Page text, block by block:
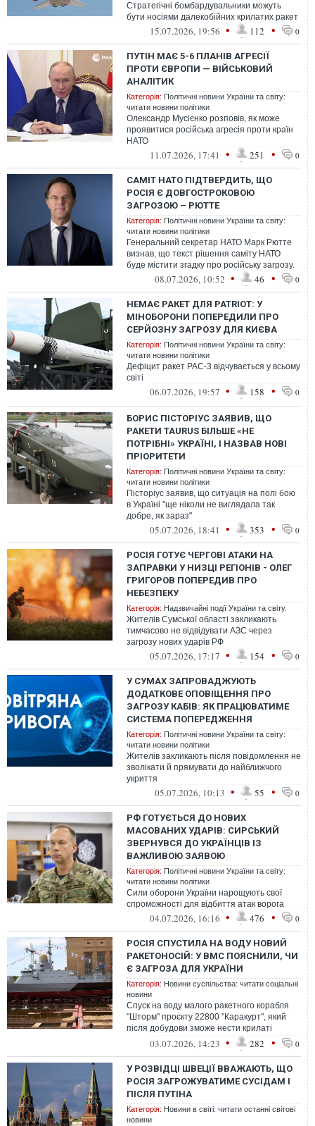
Стратегічні бомбардувальники можуть
бути носіями далекобійних крилатих ракет
15.07.2026, 19:56 • 112 • 0
ПУТІН МАЄ 5-6 ПЛАНІВ АГРЕСІЇ
ПРОТИ ЄВРОПИ — ВІЙСЬКОВИЙ
АНАЛІТИК
Категорія: Політичні новини України та світу:
читати новини політики
Олександр Мусієнко розповів, як може
проявитися російська агресія проти країн
НАТО
11.07.2026, 17:41 • 251 • 0
САМІТ НАТО ПІДТВЕРДИТЬ, ЩО
РОСІЯ Є ДОВГОСТРОКОВОЮ
ЗАГРОЗОЮ – РЮТТЕ
Категорія: Політичні новини України та світу:
читати новини політики
Генеральний секретар НАТО Марк Рютте
визнав, що текст рішення саміту НАТО
буде містити згадку про російську загрозу.
08.07.2026, 10:52 • 46 • 0
НЕМАЄ РАКЕТ ДЛЯ PATRIOT: У
МІНОБОРОНИ ПОПЕРЕДИЛИ ПРО
СЕРЙОЗНУ ЗАГРОЗУ ДЛЯ КИЄВА
Категорія: Політичні новини України та світу:
читати новини політики
Дефіцит ракет PAC-3 відчувається у всьому
світі
06.07.2026, 19:57 • 158 • 0
БОРИС ПІСТОРІУС ЗАЯВИВ, ЩО
РАКЕТИ TAURUS БІЛЬШЕ «НЕ
ПОТРІБНІ» УКРАЇНІ, І НАЗВАВ НОВІ
ПРІОРИТЕТИ
Категорія: Політичні новини України та світу:
читати новини політики
Пісторіус заявив, що ситуація на полі бою
в Україні "ще ніколи не виглядала так
добре, як зараз"
05.07.2026, 18:41 • 353 • 0
РОСІЯ ГОТУЄ ЧЕРГОВІ АТАКИ НА
ЗАПРАВКИ У НИЗЦІ РЕГІОНІВ - ОЛЕГ
ГРИГОРОВ ПОПЕРЕДИВ ПРО
НЕБЕЗПЕКУ
Категорія: Надзвичайні події України та світу.
Жителів Сумської області закликають
тимчасово не відвідувати АЗС через
загрозу нових ударів РФ
05.07.2026, 17:17 • 154 • 0
У СУМАХ ЗАПРОВАДЖУЮТЬ
ДОДАТКОВЕ ОПОВІЩЕННЯ ПРО
ЗАГРОЗУ КАБІВ: ЯК ПРАЦЮВАТИМЕ
СИСТЕМА ПОПЕРЕДЖЕННЯ
Категорія: Політичні новини України та світу:
читати новини політики
Жителів закликають після повідомлення не
зволікати й прямувати до найближчого
укриття
05.07.2026, 10:13 • 55 • 0
РФ ГОТУЄТЬСЯ ДО НОВИХ
МАСОВАНИХ УДАРІВ: СИРСЬКИЙ
ЗВЕРНУВСЯ ДО УКРАЇНЦІВ ІЗ
ВАЖЛИВОЮ ЗАЯВОЮ
Категорія: Політичні новини України та світу:
читати новини політики
Сили оборони України нарощують свої
спроможності для відбиття атак ворога
04.07.2026, 16:16 • 476 • 0
РОСІЯ СПУСТИЛА НА ВОДУ НОВИЙ
РАКЕТОНОСІЙ: У ВМС ПОЯСНИЛИ, ЧИ
Є ЗАГРОЗА ДЛЯ УКРАЇНИ
Категорія: Новини суспільства: читати соціальні
новини
Спуск на воду малого ракетного корабля
"Шторм" проєкту 22800 "Каракурт", який
після добудови зможе нести крилаті
ракети "Калібр", "Циркон" і "Онікс", ...
03.07.2026, 14:23 • 282 • 0
У РОЗВІДЦІ ШВЕЦІЇ ВВАЖАЮТЬ, ЩО
РОСІЯ ЗАГРОЖУВАТИМЕ СУСІДАМ І
ПІСЛЯ ПУТІНА
Категорія: Новини в світі: читати останні світові
новини